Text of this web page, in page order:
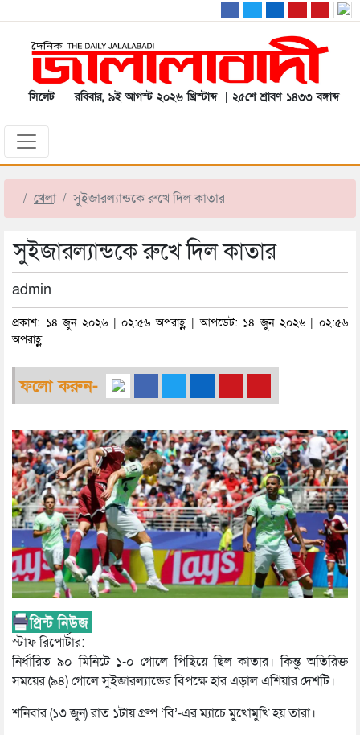
সিলেট রবিবার, ৯ই আগস্ট ২০২৬ খ্রিস্টাব্দ | ২৫শে শ্রাবণ ১৪৩৩ বঙ্গাব্দ
খেলা সুইজারল্যান্ডকে রুখে দিল কাতার
সুইজারল্যান্ডকে রুখে দিল কাতার
admin
প্রকাশ: ১৪ জুন ২০২৬ | ০২:৫৬ অপরাহ্ণ | আপডেট: ১৪ জুন ২০২৬ | ০২:৫৬
অপরাহ্ণ
ফলো করুন-
স্টাফ রিপোর্টার:
নির্ধারিত ৯০ মিনিটে ১-০ গোলে পিছিয়ে ছিল কাতার। কিন্তু অতিরিক্ত
সময়ের (৯৪) গোলে সুইজারল্যান্ডের বিপক্ষে হার এড়াল এশিয়ার দেশটি।
শনিবার (১৩ জুন) রাত ১টায় গ্রুপ ‘বি’-এর ম্যাচে মুখোমুখি হয় তারা।